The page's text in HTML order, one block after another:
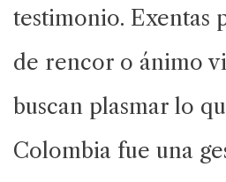
testimonio. Exentas
de rencor o ánimo
buscan plasmar lo
Colombia fue una